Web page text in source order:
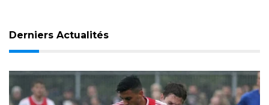
Derniers Actualités